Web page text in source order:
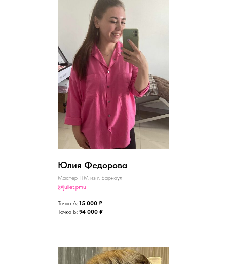
Юлия Федорова
Мастер ПМ из г. Барнаул
@juliet.pmu
Точка А: 15 000 ₽
Точка Б: 94 000 ₽